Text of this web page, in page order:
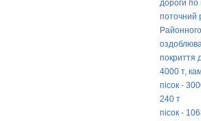
дороги по
поточний
покриття
4000 т,
пісок -
240 т
пісок -